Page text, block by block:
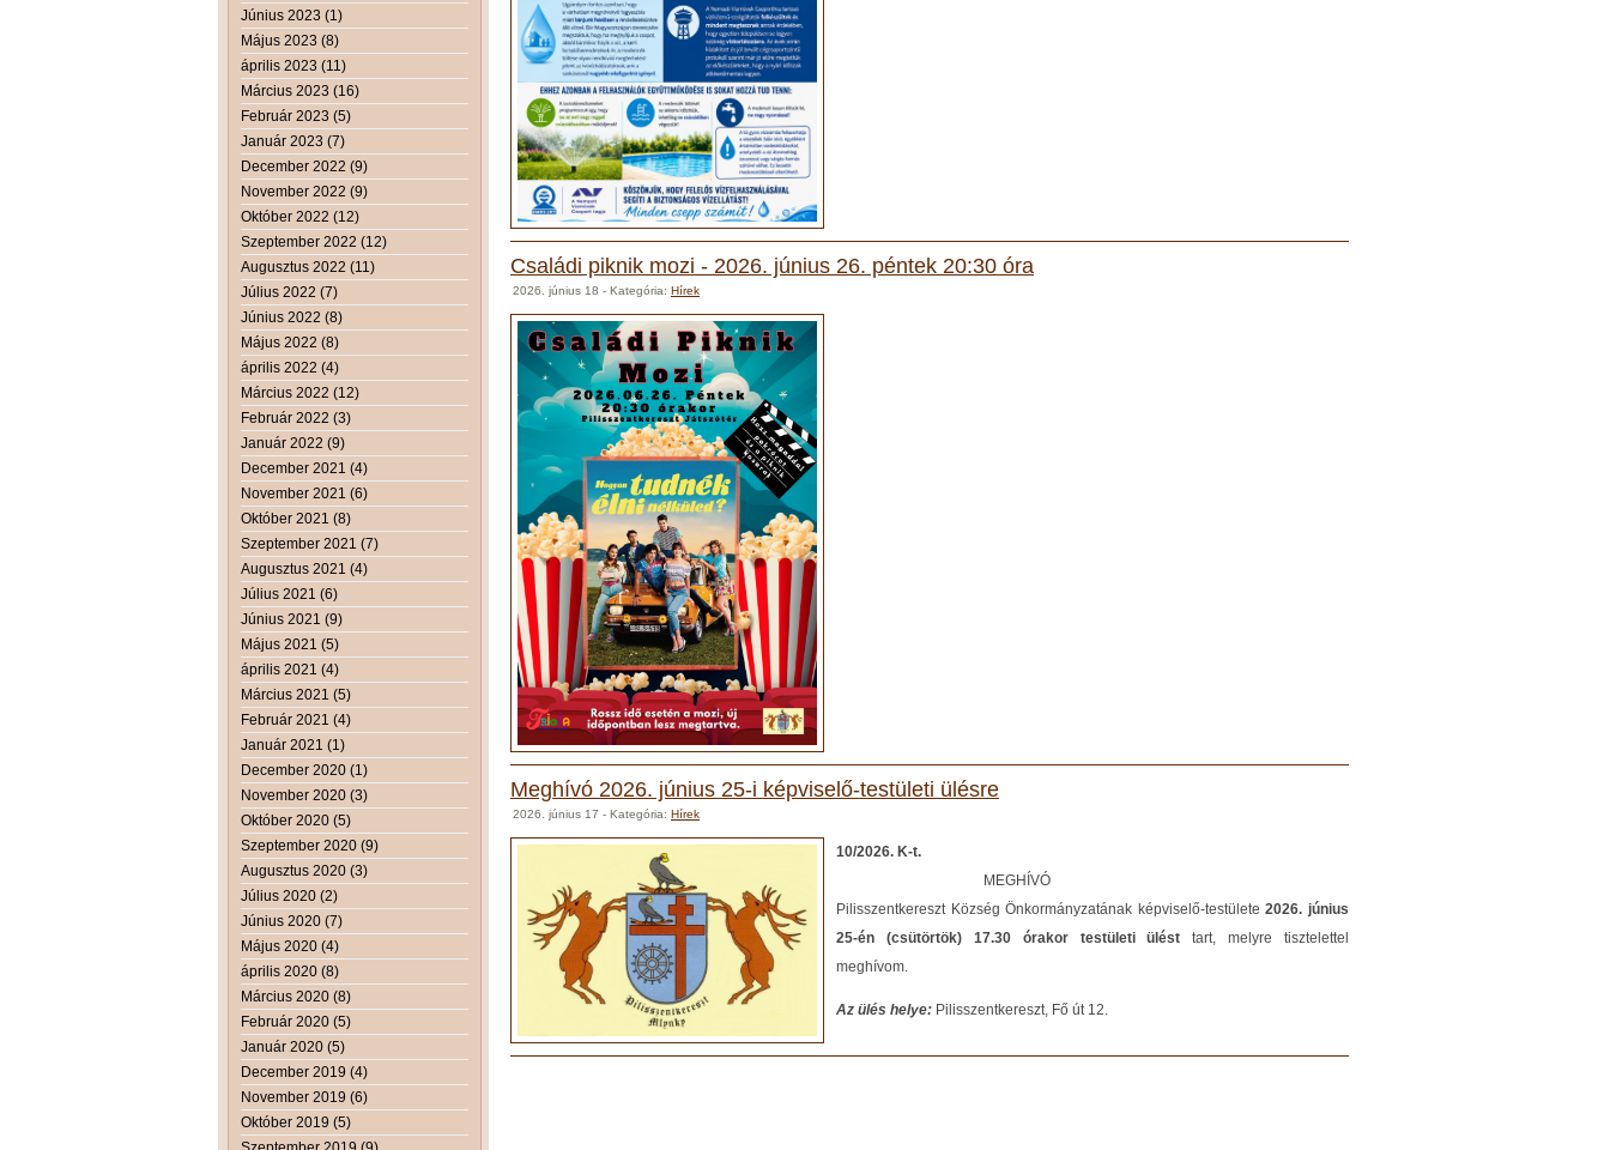
Június 2023 (1)
Május 2023 (8)
április 2023 (11)
Március 2023 (16)
Február 2023 (5)
Január 2023 (7)
December 2022 (9)
November 2022 (9)
Október 2022 (12)
Szeptember 2022 (12)
Augusztus 2022 (11)
Július 2022 (7)
Június 2022 (8)
Május 2022 (8)
április 2022 (4)
Március 2022 (12)
Február 2022 (3)
Január 2022 (9)
December 2021 (4)
November 2021 (6)
Október 2021 (8)
Szeptember 2021 (7)
Augusztus 2021 (4)
Július 2021 (6)
Június 2021 (9)
Május 2021 (5)
április 2021 (4)
Március 2021 (5)
Február 2021 (4)
Január 2021 (1)
December 2020 (1)
November 2020 (3)
Október 2020 (5)
Szeptember 2020 (9)
Augusztus 2020 (3)
Július 2020 (2)
Június 2020 (7)
Május 2020 (4)
április 2020 (8)
Március 2020 (8)
Február 2020 (5)
Január 2020 (5)
December 2019 (4)
November 2019 (6)
Október 2019 (5)
Családi piknik mozi - 2026. június 26. péntek 20:30 óra
2026. június 18 - Kategória: Hírek
Meghívó 2026. június 25-i képviselő-testületi ülésre
2026. június 17 - Kategória: Hírek
10/2026. K-t.
MEGHÍVÓ
Pilisszentkereszt Község Önkormányzatának képviselő-testülete2026. június
25-én (csütörtök) 17.30 órakor testületi ülést tart, melyre tisztelettel
meghívom.
Az ülés helye: Pilisszentkereszt, Fő út 12.